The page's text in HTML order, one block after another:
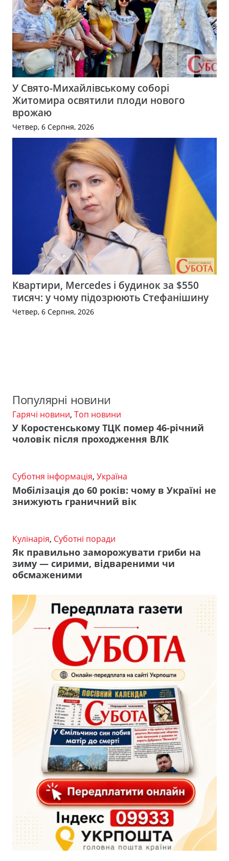
У Свято-Михайлівському соборі
Житомира освятили плоди нового
врожаю
Четвер, 6 Серпня, 2026
Квартири, Mercedes і будинок за $550
тисяч: у чому підозрюють Стефанішину
Четвер, 6 Серпня, 2026
Популярні новини
Гарячі новини, Топ новини
У Коростенському ТЦК помер 46-річний
чоловік після проходження ВЛК
Суботня інформація, Україна
Мобілізація до 60 років: чому в Україні не
знижують граничний вік
Кулінарія, Суботні поради
Як правильно заморожувати гриби на
зиму — сирими, відвареними чи
обсмаженими